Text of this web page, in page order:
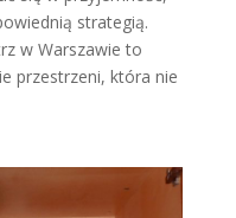
strategią.
w Warszawie to
przestrzeni, która nie